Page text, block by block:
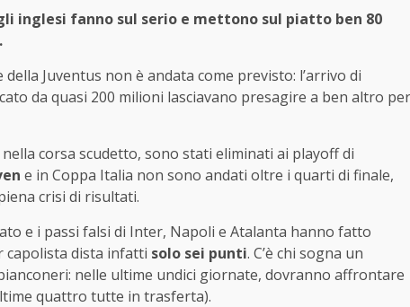
inglesi fanno sul serio e mettono sul piatto ben 80
Juventus non è andata come previsto: l’arrivo di
da quasi 200 milioni lasciavano presagire a ben altro per
corsa scudetto, sono stati eliminati ai playoff di
e in Coppa Italia non sono andati oltre i quarti di finale,
crisi di risultati.
e i passi falsi di Inter, Napoli e Atalanta hanno fatto
capolista dista infatti solo sei punti. C’è chi sogna un
nelle ultime undici giornate, dovranno affrontare
quattro tutte in trasferta).